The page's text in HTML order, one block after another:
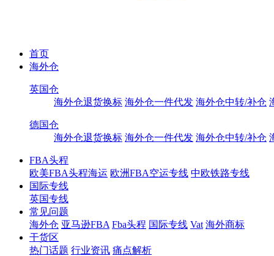
首页
海外仓
英国仓
海外仓退货换标 海外仓一件代发 海外仓中转/补仓
德国仓
海外仓退货换标 海外仓一件代发 海外仓中转/补仓
FBA头程
欧美FBA头程海运 欧洲FBA空运专线 中欧铁路专线
国际专线
英国专线
常见问题
海外仓 亚马逊FBA Fba头程 国际专线 Vat 海外商标
干货区
热门话题 行业资讯 痛点解析